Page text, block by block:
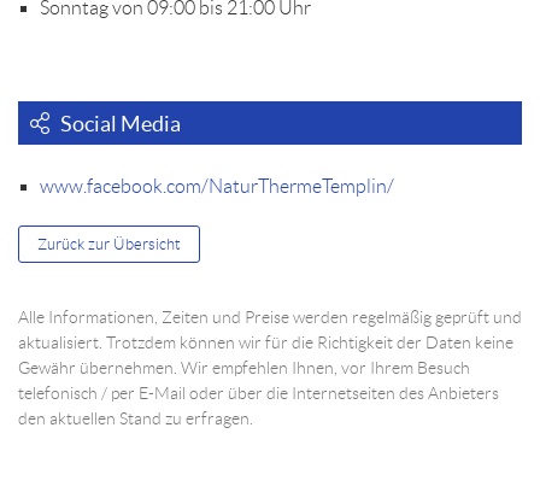
Sonntag von 09:00 bis 21:00 Uhr
Social Media
www.facebook.com/NaturThermeTemplin/
Zurück zur Übersicht
Alle Informationen, Zeiten und Preise werden regelmäßig geprüft und
aktualisiert. Trotzdem können wir für die Richtigkeit der Daten keine
Gewähr übernehmen. Wir empfehlen Ihnen, vor Ihrem Besuch
telefonisch / per E-Mail oder über die Internetseiten des Anbieters
den aktuellen Stand zu erfragen.